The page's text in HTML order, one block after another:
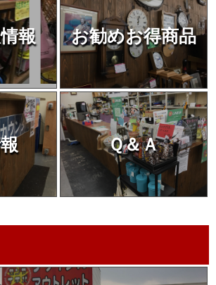
報 お勧めお得商品
Ｑ＆Ａ